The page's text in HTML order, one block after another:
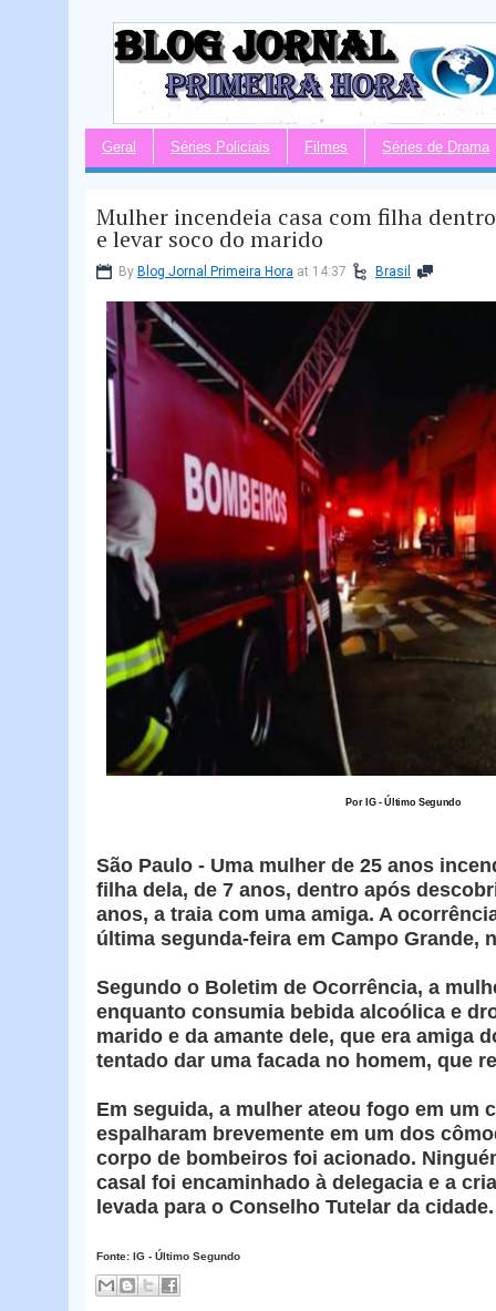
Geral Séries Policiais Filmes Séries de Drama
Mulher incendeia casa com filha
e levar soco do marido
By Blog Jornal Primeira Hora at 14:37 Brasil
Por IG - Último Segundo
São Paulo - Uma mulher de 25 anos
filha dela, de 7 anos, dentro após
anos, a traia com uma amiga. A
última segunda-feira em Campo Grande,
Segundo o Boletim de Ocorrência, a
enquanto consumia bebida alcoólica e
marido e da amante dele, que era amiga
tentado dar uma facada no homem, que
Em seguida, a mulher ateou fogo em um
espalharam brevemente em um dos
corpo de bombeiros foi acionado.
casal foi encaminhado à delegacia e a
levada para o Conselho Tutelar da cidade.
Fonte: IG - Último Segundo